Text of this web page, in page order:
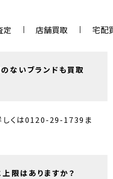
定 店舗買取 宅配
ないブランドも買取
しくは0120-29-1739ま
限はありますか？